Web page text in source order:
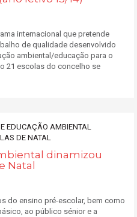
internacional que pretende
de qualidade desenvolvido
ambiental/educação para o
21 escolas do concelho se
dinamizou
Natal
do ensino pré-escolar, bem como
ao público sénior e a